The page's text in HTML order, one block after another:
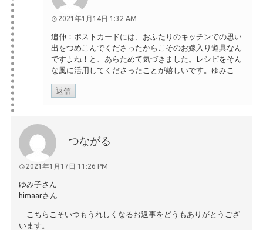
2021年1月14日 1:32 AM
追伸：ポストカードには、おふたりのキッチンでの思い
出をつめこんでくださったからこそのお嫁入り道具なん
ですよね！と、あらためて気づきました。レシピをそん
な風に活用してくださったことが嬉しいです。ゆみこ
返信
つながる
2021年1月17日 11:26 PM
ゆみ子さん
himaarさん
こちらこそいつもうれしくなるお返事をどうもありがとうござ
います。